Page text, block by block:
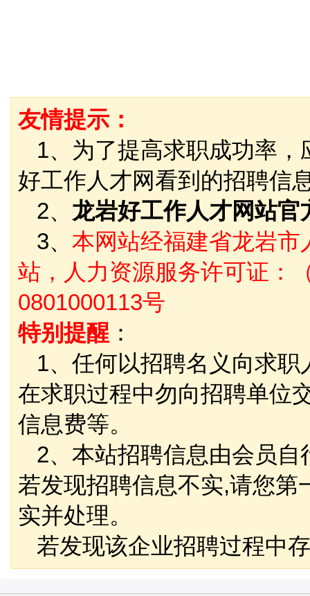
友情提示：
1、为了提高求职成功率，
好工作人才网看到的招聘信
2、 龙岩好工作人才网站
3、 本网站经福建省龙岩
站，人力资源服务许可证：
0801000113号
特别提醒 ：
1、任何以招聘名义向求职
在求职过程中勿向招聘单位
信息费等。
2、本站招聘信息由会员自
若发现招聘信息不实,请您第
实并处理。
若发现该企业招聘过程中